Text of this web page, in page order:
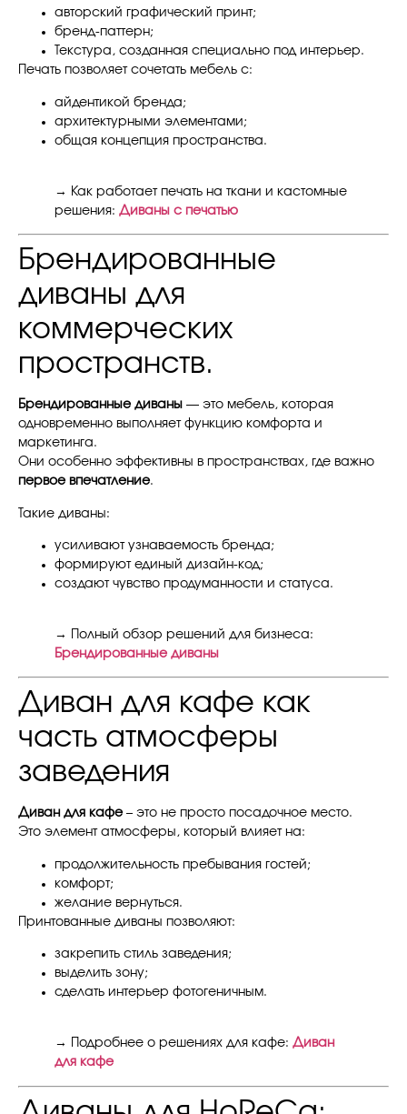
авторский графический принт;
бренд-паттерн;
Текстура, созданная специально под интерьер.
Печать позволяет сочетать мебель с:
айдентикой бренда;
архитектурными элементами;
общая концепция пространства.
→ Как работает печать на ткани и кастомные
решения: Диваны с печатью
Брендированные
диваны для
коммерческих
пространств.
Брендированные диваны — это мебель, которая
одновременно выполняет функцию комфорта и
маркетинга.
Они особенно эффективны в пространствах, где важно
первое впечатление.
Такие диваны:
усиливают узнаваемость бренда;
формируют единый дизайн-код;
создают чувство продуманности и статуса.
→ Полный обзор решений для бизнеса:
Брендированные диваны
Диван для кафе как
часть атмосферы
заведения
Диван для кафе – это не просто посадочное место.
Это элемент атмосферы, который влияет на:
продолжительность пребывания гостей;
комфорт;
желание вернуться.
Принтованные диваны позволяют:
закрепить стиль заведения;
выделить зону;
сделать интерьер фотогеничным.
→ Подробнее о решениях для кафе: Диван
для кафе